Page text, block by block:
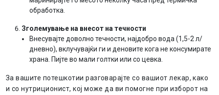
обработка.
Зголемување на внесот на течности
Внесувајте доволно течности, најдобро вода (1,5-2 л/
дневно), вклучувајќи ги и деновите кога не консумирате
храна. Пијте во мали голтки или со цевка.
За вашите потешкотии разговарајте со вашиот лекар, како
и со нутриционист, кој може да ви помогне при изборот на